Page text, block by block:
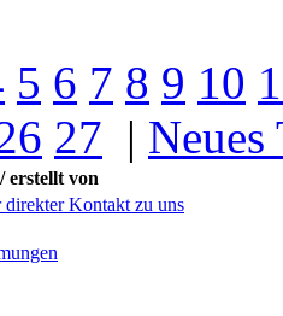
5 6 7 8 9 10
27 | Neues
erstellt von
direkter Kontakt zu uns